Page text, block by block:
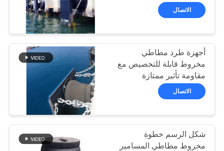
في
المعمل
مراقبة
اتصل
مصدات يوكوهاما
الهوائية
62
الطقس للميناء
الاتصال
أجهزة طرد مطاطي
مخروط قابلة للتخصيص مع
مقاومة تأثير ممتازة
وتنسيق رسم الخطوة
الاتصال
شكل الرسم خطوة
مخروط مطاطي المسامير